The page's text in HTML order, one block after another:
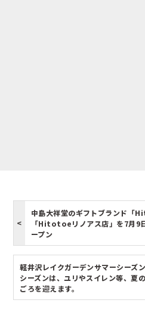
中島大祥堂のギフトブランド
「Hitotoeリノアス店」を7月9
ープン
軽井沢レイクガーデンサマーシーズ
シーズンは、ユリやスイレン等、夏
ごろを迎えます。